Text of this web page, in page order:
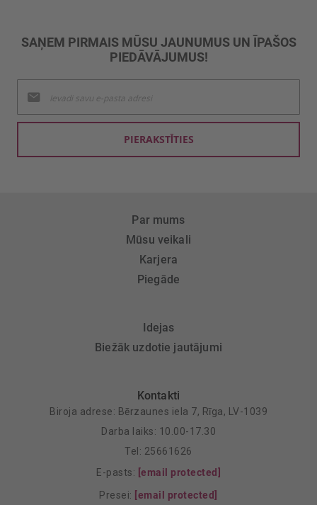
SAŅEM PIRMAIS MŪSU JAUNUMUS UN ĪPAŠOS
PIEDĀVĀJUMUS!
jaunumu
saņemšanai:
PIERAKSTĪTIES
Par mums
Mūsu veikali
Karjera
Piegāde
Idejas
Biežāk uzdotie jautājumi
Kontakti
Biroja adrese: Bērzaunes iela 7, Rīga, LV-1039
Darba laiks: 10.00-17.30
Tel: 25661626
E-pasts: [email protected]
Presei: [email protected]